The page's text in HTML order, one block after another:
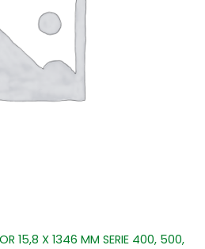
15,8 X 1346 MM SERIE 400, 500,